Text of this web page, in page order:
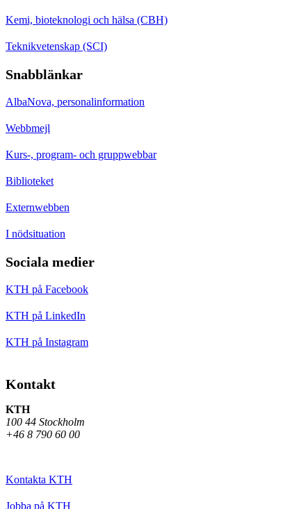
Kemi, bioteknologi och hälsa (CBH)
Teknikvetenskap (SCI)
Snabblänkar
AlbaNova, personalinformation
Webbmejl
Kurs-, program- och gruppwebbar
Biblioteket
Externwebben
I nödsituation
Sociala medier
KTH på Facebook
KTH på LinkedIn
KTH på Instagram
Kontakt
KTH
100 44 Stockholm
+46 8 790 60 00
Kontakta KTH
Jobba på KTH